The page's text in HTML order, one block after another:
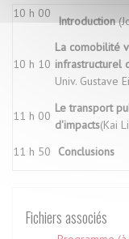
10 h 00
Introduction
10 h 10
La comobilité
infrastructurel
Univ. Gustave
11 h 00
Le transport
d'impacts(Kai
11 h 50
Conclusions
Fichiers associés